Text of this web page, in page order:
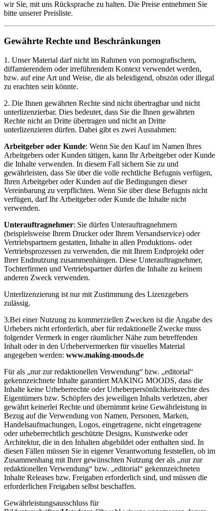
wir Sie, mit uns Rücksprache zu halten. Die Preise entnehmen Sie
bitte unserer Preisliste.
Gewährte Rechte und Beschränkungen
1. Unser Material darf nicht im Rahmen von pornografischem,
diffamierendem oder irreführendem Kontext verwendet werden,
bzw. auf eine Art und Weise, die als beleidigend, obszön oder illegal
zu erachten sein könnte.
2. Die Ihnen gewährten Rechte sind nicht übertragbar und nicht
unterlizenzierbar. Dies bedeutet, dass Sie die Ihnen gewährten
Rechte nicht an Dritte übertragen und nicht an Dritte
unterlizenzieren dürfen. Dabei gibt es zwei Ausnahmen:
Arbeitgeber oder Kunde: Wenn Sie den Kauf im Namen Ihres
Arbeitgebers oder Kunden tätigen, kann Ihr Arbeitgeber oder Kunde
die Inhalte verwenden. In diesem Fall sichern Sie zu und
gewährleisten, dass Sie über die volle rechtliche Befugnis verfügen,
Ihren Arbeitgeber oder Kunden auf die Bedingungen dieser
Vereinbarung zu verpflichten. Wenn Sie über diese Befugnis nicht
verfügen, darf Ihr Arbeitgeber oder Kunde die Inhalte nicht
verwenden.
Unterauftragnehmer: Sie dürfen Unterauftragnehmern
(beispielsweise Ihrem Drucker oder Ihrem Versandservice) oder
Vertriebspartnern gestatten, Inhalte in allen Produktions- oder
Vertriebsprozessen zu verwenden, die mit Ihrem Endprojekt oder
Ihrer Endnutzung zusammenhängen. Diese Unterauftragnehmer,
Tochterfirmen und Vertriebspartner dürfen die Inhalte zu keinem
anderen Zweck verwenden.
Unterlizenzierung ist nur mit Zustimmung des Lizenzgebers
zulässig.
3.Bei einer Nutzung zu kommerziellen Zwecken ist die Angabe des
Urhebers nicht erforderlich, aber für redaktionelle Zwecke muss
folgender Vermerk in enger räumlicher Nähe zum betreffenden
Inhalt oder in den Urhebervermerken für visuelles Material
angegeben werden: www.making-moods.de
Für als „nur zur redaktionellen Verwendung“ bzw. „editorial“
gekennzeichnete Inhalte garantiert MAKING MOODS, dass die
Inhalte keine Urheberrechte oder Urheberpersönlichkeitsrechte des
Eigentümers bzw. Schöpfers des jeweiligen Inhalts verletzen, aber
gewährt keinerlei Rechte und übernimmt keine Gewährleistung in
Bezug auf die Verwendung von Namen, Personen, Marken,
Handelsaufmachungen, Logos, eingetragene, nicht eingetragene
oder urheberrechtlich geschützte Designs, Kunstwerke oder
Architektur, die in den Inhalten abgebildet oder enthalten sind. In
diesen Fällen müssen Sie in eigener Verantwortung feststellen, ob im
Zusammenhang mit Ihrer gewünschten Nutzung der als „nur zur
redaktionellen Verwendung“ bzw. „editorial“ gekennzeichneten
Inhalte Releases bzw. Freigaben erforderlich sind, und müssen die
erforderlichen Freigaben selbst beschaffen.
Gewährleistungsausschluss für